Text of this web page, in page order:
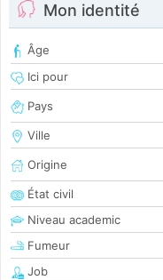
Mon identité
Âge
Ici pour
Pays
Ville
Origine
État civil
Niveau academic
Fumeur
Job